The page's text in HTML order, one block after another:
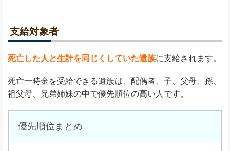
支給対象者
死亡した人と生計を同じくしていた遺族に支給されます。
死亡一時金を受給できる遺族は、配偶者、子、父母、孫、
祖父母、兄弟姉妹の中で優先順位の高い人です。
優先順位まとめ